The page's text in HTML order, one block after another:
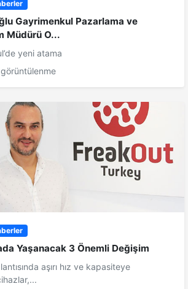
Gayrimenkul Pazarlama ve
Müdürü O...
yeni atama
Yaşanacak 3 Önemli Değişim
aşırı hız ve kapasiteye